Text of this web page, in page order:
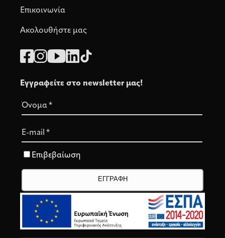
Επικοινωνία
Ακολουθήστε μας
Εγγραφείτε στο newsletter μας!
Όνομα*
E-mail *
Επιβεβαίωση